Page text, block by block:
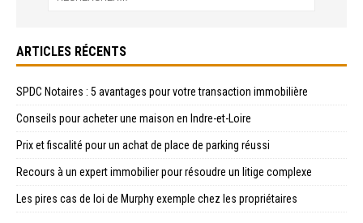
ARTICLES RÉCENTS
SPDC Notaires : 5 avantages pour votre transaction immobilière
Conseils pour acheter une maison en Indre-et-Loire
Prix et fiscalité pour un achat de place de parking réussi
Recours à un expert immobilier pour résoudre un litige complexe
Les pires cas de loi de Murphy exemple chez les propriétaires